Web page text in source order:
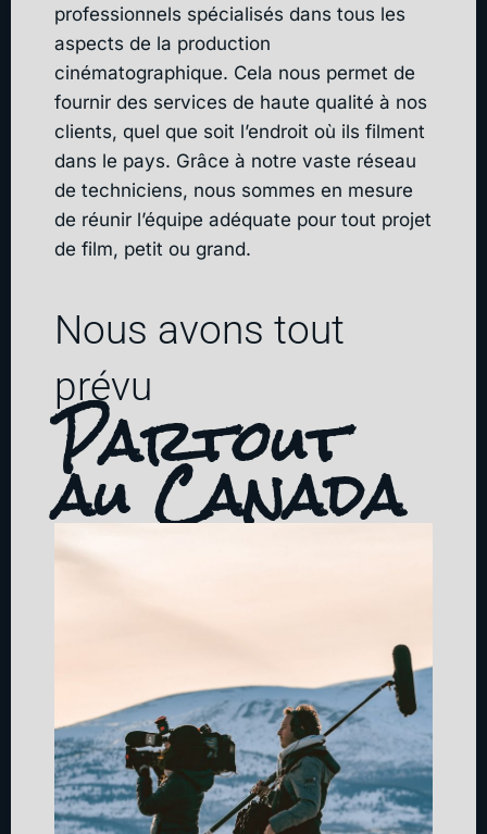
professionnels spécialisés dans tous les
aspects de la production
cinématographique. Cela nous permet de
fournir des services de haute qualité à nos
clients, quel que soit l’endroit où ils filment
dans le pays. Grâce à notre vaste réseau
de techniciens, nous sommes en mesure
de réunir l’équipe adéquate pour tout projet
de film, petit ou grand.
Nous avons tout
prévu
Partout
au Canada